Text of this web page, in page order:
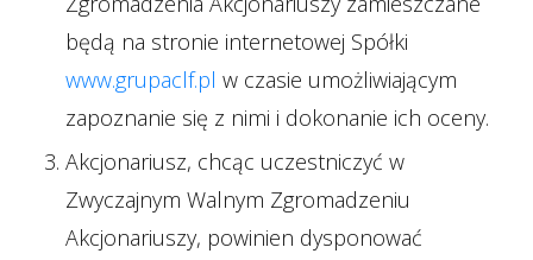
będą na stronie internetowej Spółki
www.grupaclf.pl w czasie umożliwiającym
zapoznanie się z nimi i dokonanie ich oceny.
Akcjonariusz, chcąc uczestniczyć w
Zwyczajnym Walnym Zgromadzeniu
Akcjonariuszy, powinien dysponować